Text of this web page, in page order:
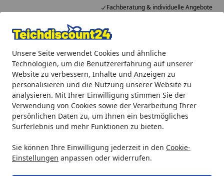
Unsere Seite verwendet Cookies und ähnliche
Technologien, um die Benutzererfahrung auf unserer
Website zu verbessern, Inhalte und Anzeigen zu
personalisieren und die Nutzung unserer Website zu
analysieren. Mit Ihrer Einwilligung stimmen Sie der
Verwendung von Cookies sowie der Verarbeitung Ihrer
persönlichen Daten zu, um Ihnen ein bestmögliches
Surferlebnis und mehr Funktionen zu bieten.
Sie können Ihre Einwilligung jederzeit in den Cookie-
Einstellungen anpassen oder widerrufen.
Fachberatung & individuelle Angebote
Alle Produkte
Mein Konto
Suchen
Startseite
Teichprodukte
Teichprodukte
Wählen Sie Ihre Wunschkategorie
Strommanagement
Strommanagement